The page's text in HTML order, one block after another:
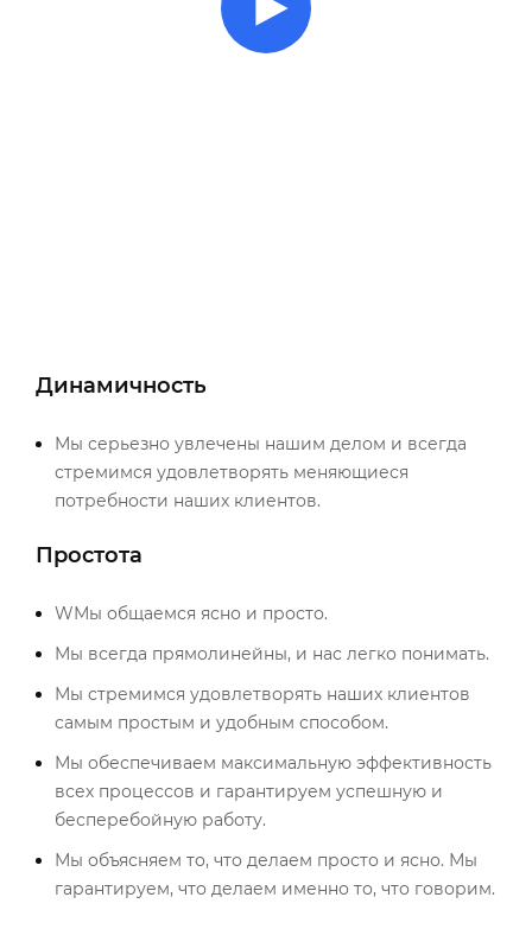
Динамичность
Мы серьезно увлечены нашим делом и всегда
стремимся удовлетворять меняющиеся
потребности наших клиентов.
Простота
WМы общаемся ясно и просто.
Мы всегда прямолинейны, и нас легко понимать.
Мы стремимся удовлетворять наших клиентов
самым простым и удобным способом.
Мы обеспечиваем максимальную эффективность
всех процессов и гарантируем успешную и
бесперебойную работу.
Мы объясняем то, что делаем просто и ясно. Мы
гарантируем, что делаем именно то, что говорим.